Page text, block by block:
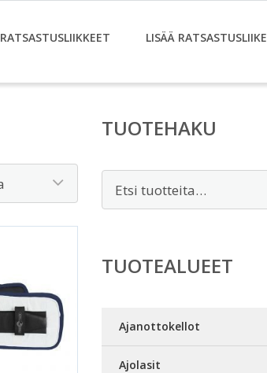
RATSASTUSLIIKKEET LISÄÄ RATSASTUSLIIKE
TUOTEHAKU
TUOTEALUEET
Ajanottokellot
Ajolasit